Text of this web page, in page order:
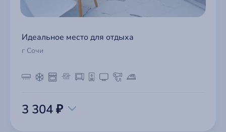
Идеальное место для отдыха
г Сочи
3 304 ₽